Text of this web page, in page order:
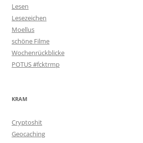
Lesen
Lesezeichen
Moellus
schöne Filme
Wochenrückblicke
POTUS #fcktrmp
KRAM
Cryptoshit
Geocaching